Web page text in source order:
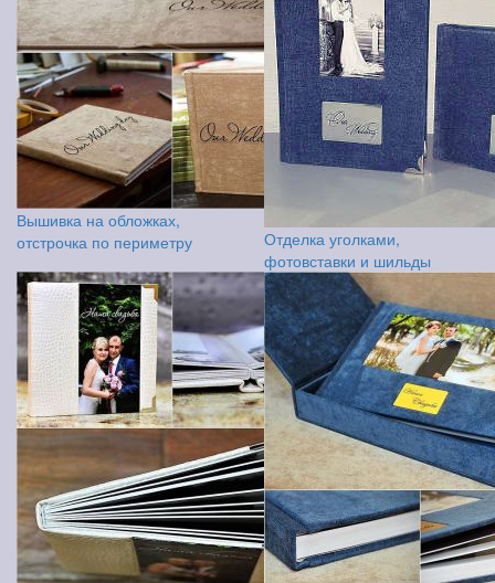
Вышивка на обложках,
отстрочка по периметру
Отделка уголками,
фотовставки и шильды